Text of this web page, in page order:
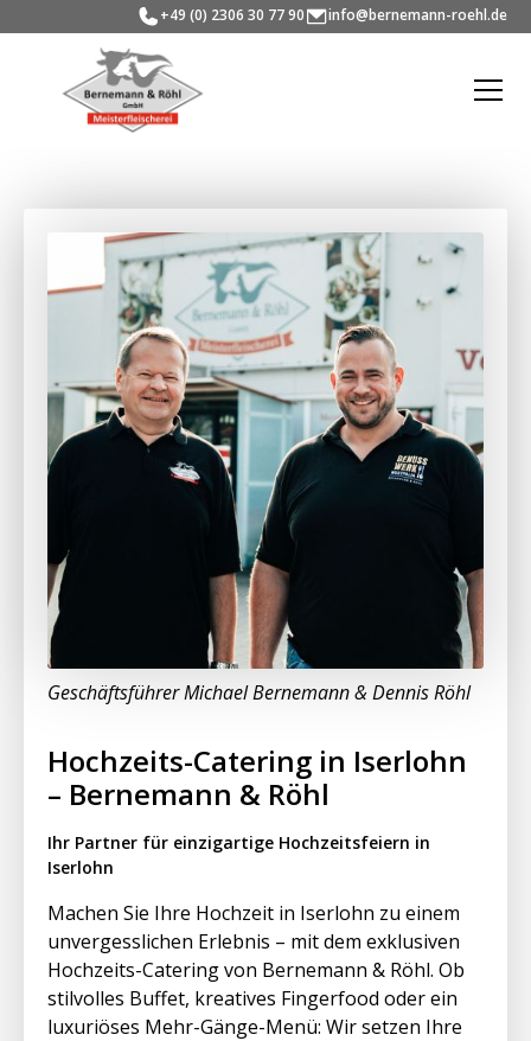
+49 (0) 2306 30 77 90 info@bernemann-roehl.de
Hochzeits-Catering in Iserlohn
– Bernemann & Röhl
Ihr Partner für einzigartige Hochzeitsfeiern in
Iserlohn
Machen Sie Ihre Hochzeit in Iserlohn zu einem
unvergesslichen Erlebnis – mit dem exklusiven
Hochzeits-Catering von Bernemann & Röhl. Ob
stilvolles Buffet, kreatives Fingerfood oder ein
luxuriöses Mehr-Gänge-Menü: Wir setzen Ihre
Geschäftsführer Michael Bernemann & Dennis Röhl